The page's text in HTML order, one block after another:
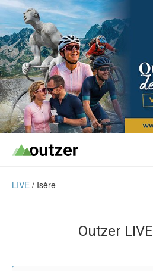
Les Tests Privés
LIVE Isère
Outzer LIVE